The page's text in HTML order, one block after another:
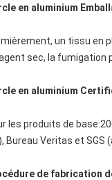
en aluminium
un tissu en
sec, la fumigation
en aluminium
les produits de
Bureau Veritas et SGS
de fabrication